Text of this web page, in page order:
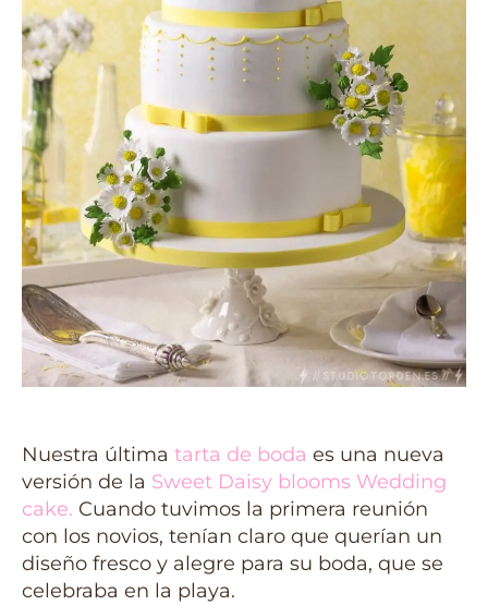
Nuestra última tarta de boda es una nueva
versión de la Sweet Daisy blooms Wedding
cake. Cuando tuvimos la primera reunión
con los novios, tenían claro que querían un
diseño fresco y alegre para su boda, que se
celebraba en la playa.